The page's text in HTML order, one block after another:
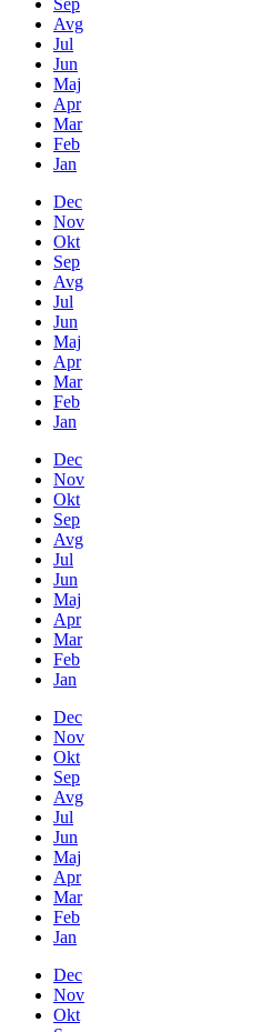
Avg
Jul
Jun
Maj
Apr
Mar
Feb
Jan
Dec
Nov
Okt
Sep
Avg
Jul
Jun
Maj
Apr
Mar
Feb
Jan
Dec
Nov
Okt
Sep
Avg
Jul
Jun
Maj
Apr
Mar
Feb
Jan
Dec
Nov
Okt
Sep
Avg
Jul
Jun
Maj
Apr
Mar
Feb
Jan
Dec
Nov
Okt